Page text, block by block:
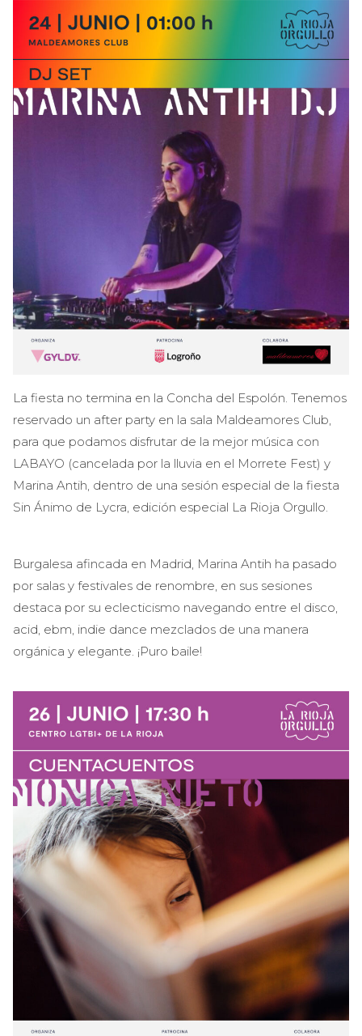
La fiesta no termina en la Concha del Espolón. Tenemos
reservado un after party en la sala Maldeamores Club,
para que podamos disfrutar de la mejor música con
LABAYO (cancelada por la lluvia en el Morrete Fest) y
Marina Antih, dentro de una sesión especial de la fiesta
Sin Ánimo de Lycra, edición especial La Rioja Orgullo.
Burgalesa afincada en Madrid, Marina Antih ha pasado
por salas y festivales de renombre, en sus sesiones
destaca por su eclecticismo navegando entre el disco,
acid, ebm, indie dance mezclados de una manera
orgánica y elegante. ¡Puro baile!